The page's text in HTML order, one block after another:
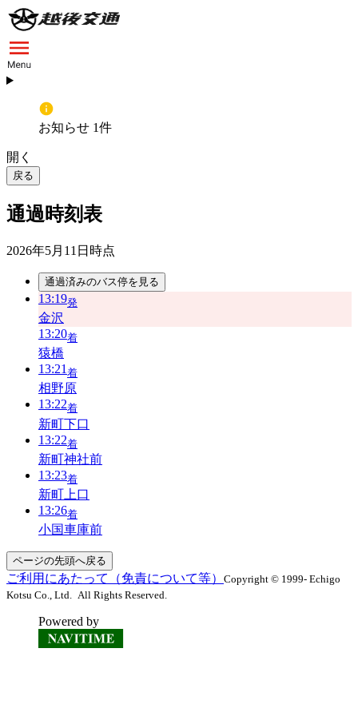
お知らせ 1件
開く
戻る
通過時刻表
2026年5月11日 時点
通過済みのバス停を見る
13:19発
金沢
13:20着
猿橋
13:21 着
相野原
13:22着
新町下口
13:22着
新町神社前
13:23着
新町上口
13:26着
小国車庫前
ページの先頭へ戻る
ご利用にあたって（免責について等） Copyright © 1999- Echigo
Kotsu Co., Ltd. All Rights Reserved.
Powered by